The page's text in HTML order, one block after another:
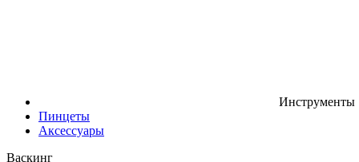
Инструменты
Пинцеты
Аксессуары
Васкинг